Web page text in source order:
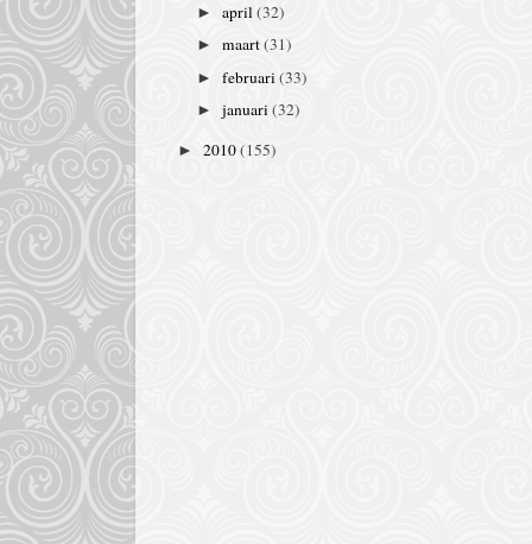
►april(32)
►maart(31)
►februari(33)
►januari(32)
► 2010(155)